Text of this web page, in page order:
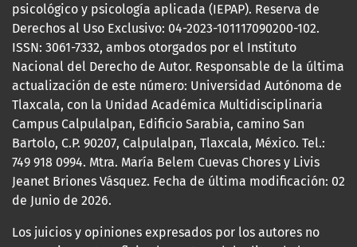
psicológico y psicología aplicada (IEPAP). Reserva de
Derechos al Uso Exclusivo: 04-2023-101117090200-102.
ISSN: 3061-7332, ambos otorgados por el Instituto
Nacional del Derecho de Autor. Responsable de la última
actualización de este número: Universidad Autónoma de
Tlaxcala, con la Unidad Académica Multidisciplinaria
Campus Calpulalpan, Edificio Sarabia, camino San
Bartolo, C.P. 90207, Calpulalpan, Tlaxcala, México. Tel.:
749 918 0994. Mtra. María Belem Cuevas Chores y Livis
Jeanet Briones Vásquez. Fecha de última modificación: 02
de Junio de 2026.
Los juicios y opiniones expresados por los autores no